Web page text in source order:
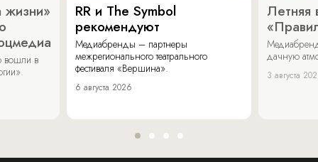
жизни»
вошли в
RR и The Symbol
рекомендуют
Медиабренды – партнеры
межрегионального театрального
фестиваля «Вершина».
6 августа 2026
Летняя
дачную
3 августа